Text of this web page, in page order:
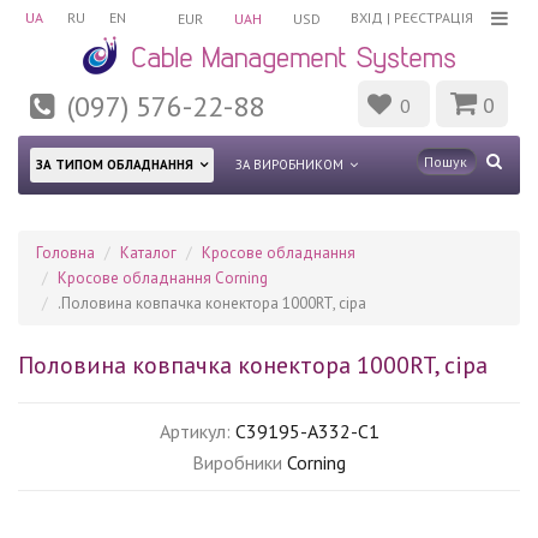
UA RU EN ВХІД | РЕЄСТРАЦІЯ
EUR UAH USD
(097) 576-22-88 0 0
ЗА ТИПОМ ОБЛАДНАННЯ ЗА ВИРОБНИКОМ
Головна Каталог
Кросове обладнання
Кросове обладнання Corning
.Половина ковпачка конектора 1000RT, сіра
Половина ковпачка конектора 1000RT, сіра
Артикул: C39195-A332-C1
Виробники Corning